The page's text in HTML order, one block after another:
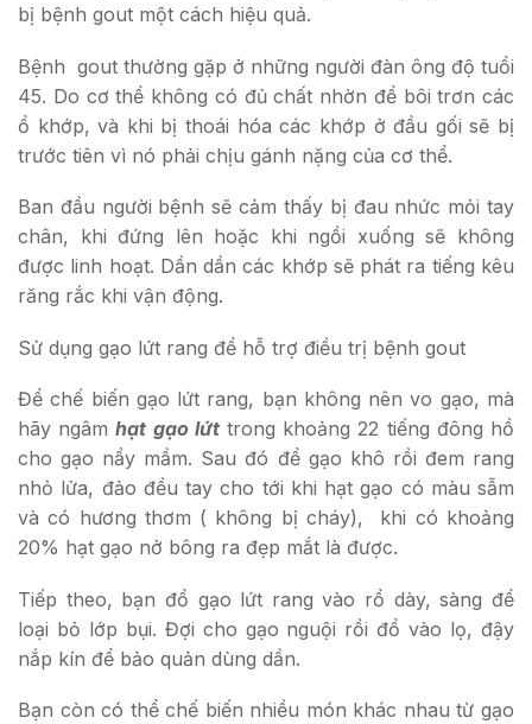
bị bệnh gout một cách hiệu quả.
Bệnh gout thường gặp ở những người đàn ông độ tuổi
45. Do cơ thể không có đủ chất nhờn để bôi trơn các
ổ khớp, và khi bị thoái hóa các khớp ở đầu gối sẽ bị
trước tiên vì nó phải chịu gánh nặng của cơ thể.
Ban đầu người bệnh sẽ cảm thấy bị đau nhức mỏi tay
chân, khi đứng lên hoặc khi ngồi xuống sẽ không
được linh hoạt. Dần dần các khớp sẽ phát ra tiếng kêu
răng rắc khi vận động.
Sử dụng gạo lứt rang để hỗ trợ điều trị bệnh gout
Để chế biến gạo lứt rang, bạn không nên vo gạo, mà
hãy ngâmhạt gạo lứttrong khoảng 22 tiếng đông hồ
cho gạo nẩy mầm. Sau đó để gạo khô rồi đem rang
nhỏ lửa, đảo đều tay cho tới khi hạt gạo có màu sẫm
và có hương thơm ( không bị cháy), khi có khoảng
20% hạt gạo nở bông ra đẹp mắt là được.
Tiếp theo, bạn đổ gạo lứt rang vào rổ dày, sàng để
loại bỏ lớp bụi. Đợi cho gạo nguội rồi đổ vào lọ, đậy
nắp kín để bảo quản dùng dần.
Bạn còn có thể chế biến nhiều món khác nhau từ gạo